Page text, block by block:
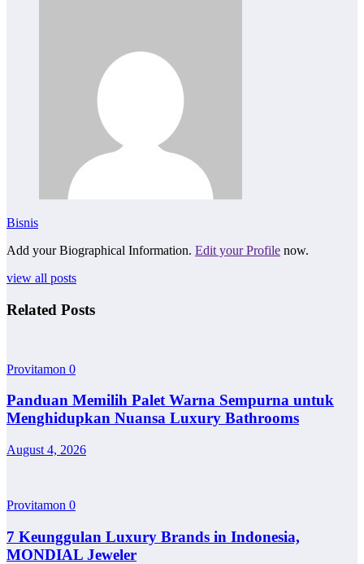
Bisnis
Add your Biographical Information. Edit your Profile now.
view all posts
Related Posts
Provitamon 0
Panduan Memilih Palet Warna Sempurna untuk
Menghidupkan Nuansa Luxury Bathrooms
August 4, 2026
Provitamon 0
7 Keunggulan Luxury Brands in Indonesia,
MONDIAL Jeweler